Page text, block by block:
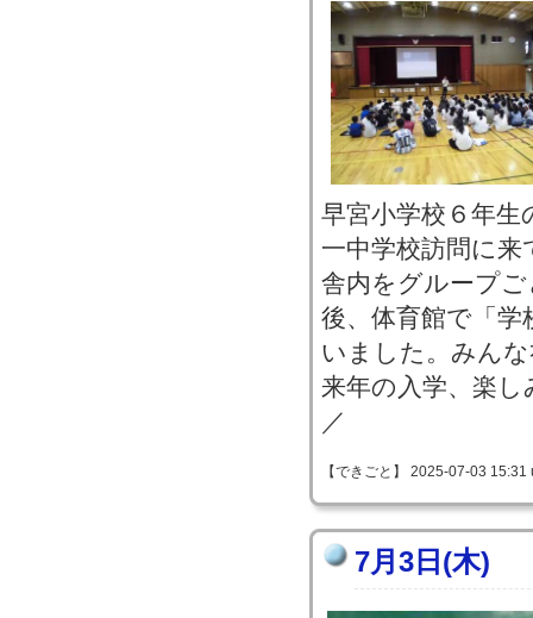
早宮小学校６年生
一中学校訪問に
舎内をグループ
後、体育館で「学
いました。みん
来年の入学、楽
／
【できごと】 2025-07-03
7月3日(木)